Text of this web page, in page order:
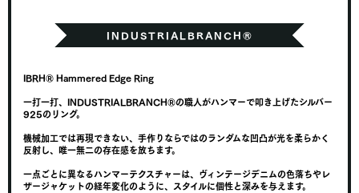
IBRH® Hammered Edge Ring
一打一打、INDUSTRIALBRANCH®の職人がハンマーで叩き上げたシルバー
925のリング。
機械加工では再現できない、手作りならではのランダムな凹凸が光を柔らかく
反射し、唯一無二の存在感を放ちます。
一点ごとに異なるハンマーテクスチャーは、ヴィンテージデニムの色落ちやレ
ザージャケットの経年変化のように、スタイルに個性と深みを与えます。